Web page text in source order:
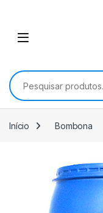
Pesquisar por:
Início Bombona